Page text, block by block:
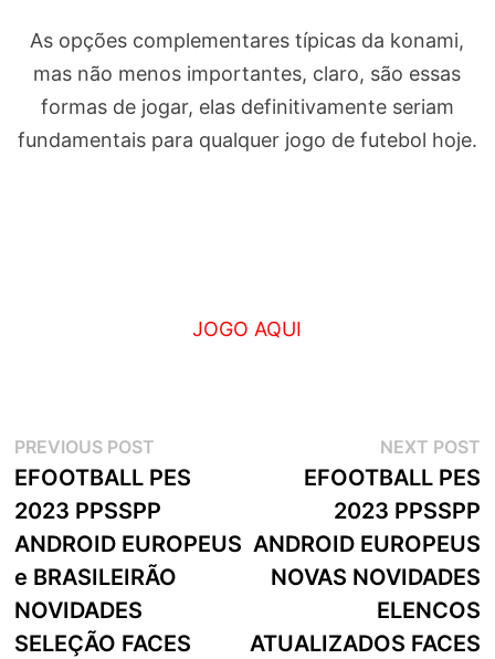
As opções complementares típicas da konami,
mas não menos importantes, claro, são essas
formas de jogar, elas definitivamente seriam
fundamentais para qualquer jogo de futebol hoje.
JOGO AQUI
Navegação
de
artigos
PREVIOUS POSTPrevious
post:
EFOOTBALL PES
2023 PPSSPP
ANDROID EUROPEUS
e BRASILEIRÃO
NOVIDADES
SELEÇÃO FACES
NEXT POST
EFOOTBALL PES
2023 PPSSPP
ANDROID EUROPEUS
NOVAS NOVIDADES
ELENCOS
ATUALIZADOS FACES